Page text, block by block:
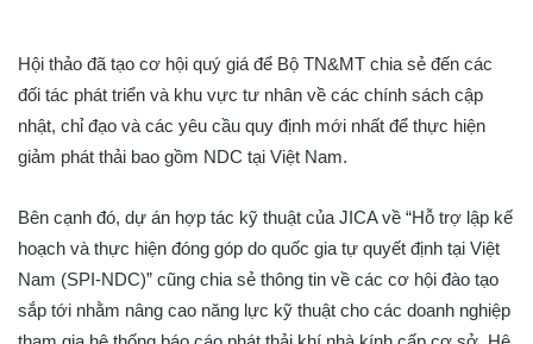
Hội thảo đã tạo cơ hội quý giá để Bộ TN&MT chia sẻ đến các
đối tác phát triển và khu vực tư nhân về các chính sách cập
nhật, chỉ đạo và các yêu cầu quy định mới nhất để thực hiện
giảm phát thải bao gồm NDC tại Việt Nam.
Bên cạnh đó, dự án hợp tác kỹ thuật của JICA về “Hỗ trợ lập kế
hoạch và thực hiện đóng góp do quốc gia tự quyết định tại Việt
Nam (SPI-NDC)” cũng chia sẻ thông tin về các cơ hội đào tạo
sắp tới nhằm nâng cao năng lực kỹ thuật cho các doanh nghiệp